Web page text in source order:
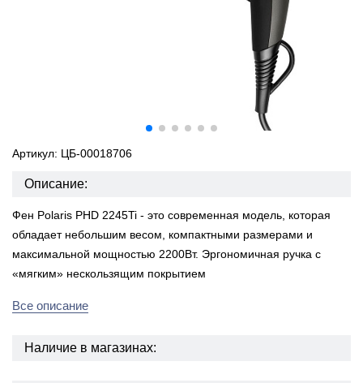
Артикул: ЦБ-00018706
Описание:
Фен Polaris PHD 2245Ti - это современная модель, которая
обладает небольшим весом, компактными размерами и
максимальной мощностью 2200Вт. Эргономичная ручка с
«мягким» нескользящим покрытием
Все описание
Наличие в магазинах: